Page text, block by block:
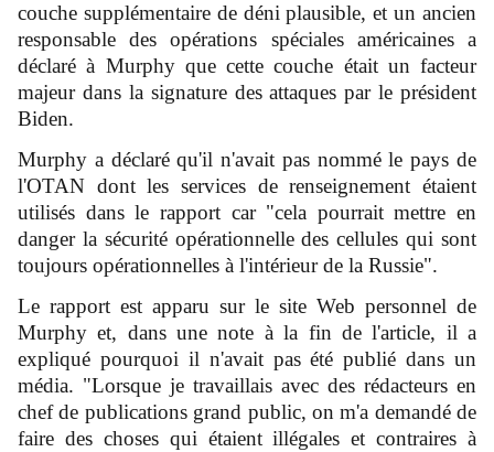
couche supplémentaire de déni plausible, et un ancien
responsable des opérations spéciales américaines a
déclaré à Murphy que cette couche était un facteur
majeur dans la signature des attaques par le président
Biden.
Murphy a déclaré qu'il n'avait pas nommé le pays de
l'OTAN dont les services de renseignement étaient
utilisés dans le rapport car "cela pourrait mettre en
danger la sécurité opérationnelle des cellules qui sont
toujours opérationnelles à l'intérieur de la Russie".
Le rapport est apparu sur le site Web personnel de
Murphy et, dans une note à la fin de l'article, il a
expliqué pourquoi il n'avait pas été publié dans un
média. "Lorsque je travaillais avec des rédacteurs en
chef de publications grand public, on m'a demandé de
faire des choses qui étaient illégales et contraires à